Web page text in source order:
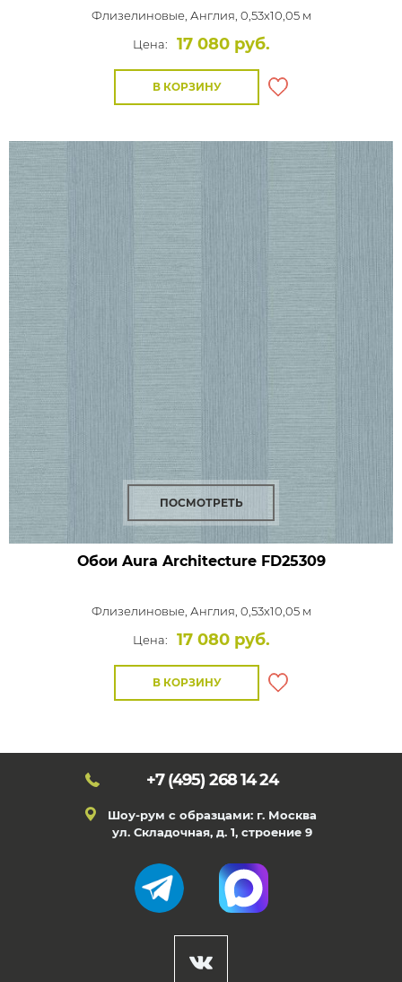
Флизелиновые, Англия, 0,53x10,05 м
Цена:
17 080 руб.
В КОРЗИНУ
ПОСМОТРЕТЬ
Обои Aura ArchitectureFD25309
Флизелиновые, Англия, 0,53x10,05 м
Цена:
17 080 руб.
В КОРЗИНУ
+7 (495) 268 14 24
Шоу-рум с образцами: г. Москва
ул. Складочная, д. 1, строение 9